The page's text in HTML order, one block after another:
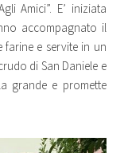
Amici”. E’ iniziata
accompagnato il
farine e servite in un
di San Daniele e
grande e promette